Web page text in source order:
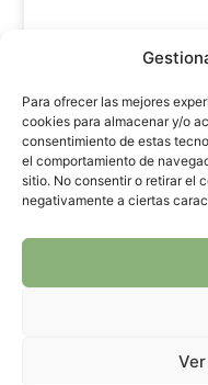
Para ofrecer las mejores
cookies para almacenar y/o
consentimiento de estas
el comportamiento de
sitio. No consentir o retirar el
negativamente a ciertas
es una iniciativa
colaboración con
LEER ARTÍCULO...